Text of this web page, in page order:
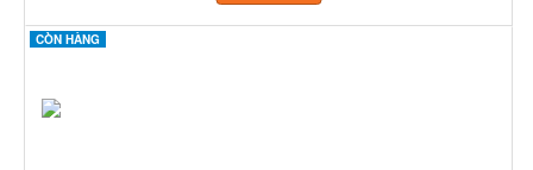
CÒN HÀNG